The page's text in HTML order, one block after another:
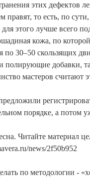
этих дефектов
правят, то есть, по
этого лучше всего
кожа, по
по 30–50 скользящих
полирующие добавки,
мастеров считают
порядке, а потом
Читайте материал
news/2f50b952
по методологии -